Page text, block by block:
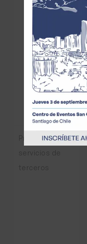
Preferencias /
servicios de
terceros